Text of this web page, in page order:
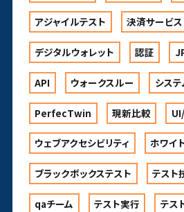
アジャイルテスト 決済サービス
デジタルウォレット 認証
API ウォークスルー シス
PerfecTwin 現新比較
ウェブアクセシビリティ ホワイ
ブラックボックステスト テスト
qaチーム テスト実行 テス